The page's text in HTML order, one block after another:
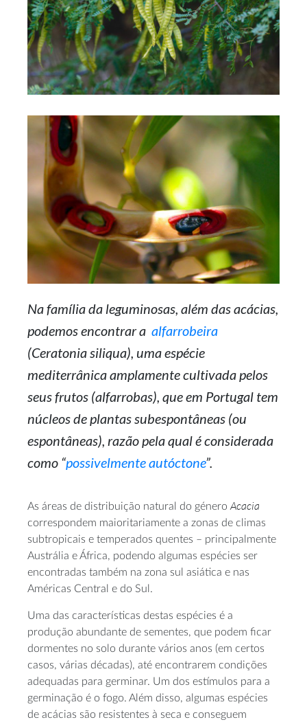
Na família da leguminosas, além das acácias,
podemos encontrar a alfarrobeira
(Ceratonia siliqua), uma espécie
mediterrânica amplamente cultivada pelos
seus frutos (alfarrobas), que em Portugal tem
núcleos de plantas subespontâneas (ou
espontâneas), razão pela qual é considerada
como “possivelmente autóctone”.
As áreas de distribuição natural do género Acacia
correspondem maioritariamente a zonas de climas
subtropicais e temperados quentes – principalmente
Austrália e África, podendo algumas espécies ser
encontradas também na zona sul asiática e nas
Américas Central e do Sul.
Uma das características destas espécies é a
produção abundante de sementes, que podem ficar
dormentes no solo durante vários anos (em certos
casos, várias décadas), até encontrarem condições
adequadas para germinar. Um dos estímulos para a
germinação é o fogo. Além disso, algumas espécies
de acácias são resistentes à seca e conseguem